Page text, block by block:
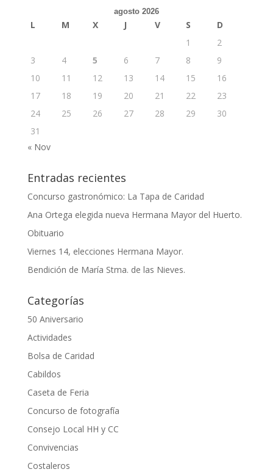
agosto 2026
L M X J V S
D
1
2
3
4 5 6 7 8
9
10
11 12 13 14 15
16
17
18 19 20 21 22
23
24
25 26 27 28 29
30
31
« Nov
Entradas recientes
Concurso gastronómico: La Tapa de Caridad
Ana Ortega elegida nueva Hermana Mayor del Huerto.
Obituario
Viernes 14, elecciones Hermana Mayor.
Bendición de María Stma. de las Nieves.
Categorías
50 Aniversario
Actividades
Bolsa de Caridad
Cabildos
Caseta de Feria
Concurso de fotografía
Consejo Local HH y CC
Convivencias
Costaleros